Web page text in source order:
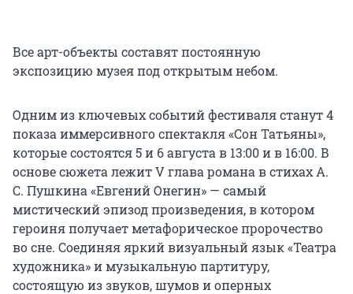
Все арт-объекты составят постоянную
экспозицию музея под открытым небом.
Одним из ключевых событий фестиваля станут 4
показа иммерсивного спектакля «Сон Татьяны»,
которые состоятся 5 и 6 августа в 13:00 и в 16:00. В
основе сюжета лежит V глава романа в стихах А.
С. Пушкина «Евгений Онегин» — самый
мистический эпизод произведения, в котором
героиня получает метафорическое пророчество
во сне. Соединяя яркий визуальный язык «Театра
художника» и музыкальную партитуру,
состоящую из звуков, шумов и оперных